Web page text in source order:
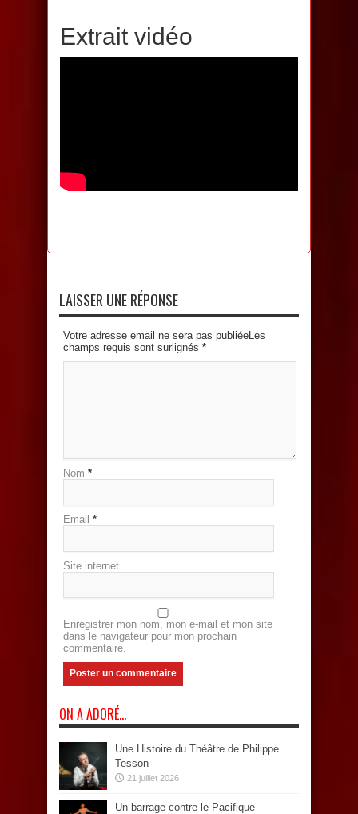
Extrait vidéo
LAISSER UNE RÉPONSE
Votre adresse email ne sera pas publiéeLes
champs requis sont surlignés *
Nom *
Email *
Site internet
Enregistrer mon nom, mon e-mail et mon site
dans le navigateur pour mon prochain
commentaire.
ON A ADORÉ…
Une Histoire du Théâtre de Philippe
Tesson
21 juillet 2026
Un barrage contre le Pacifique